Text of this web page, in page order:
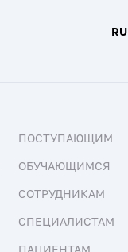
RU
ПОСТУПАЮЩИМ
ОБУЧАЮЩИМСЯ
СОТРУДНИКАМ
СПЕЦИАЛИСТАМ